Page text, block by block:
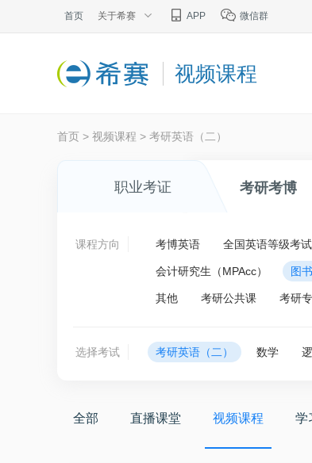
首页 关于希赛 APP 微信群
视频课程
首页 > 视频课程 > 考研英语（二）
职业考证 考研考博
课程方向 考博英语 全国英语等级考
会计研究生（MPAcc） 图
其他 考研公共课 考研
选择考试 考研英语（二） 数学
全部 直播课堂 视频课程 学